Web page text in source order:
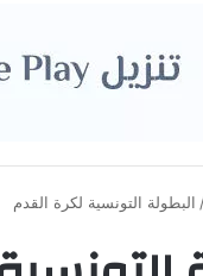
البطولة التونسية لكرة القدم